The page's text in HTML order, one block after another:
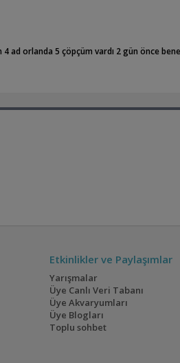
4 ad orlanda 5 çöpçüm vardı 2 gün önce
Etkinlikler ve Paylaşımlar
Yarışmalar
Üye Canlı Veri Tabanı
Üye Akvaryumları
Üye Blogları
Toplu sohbet